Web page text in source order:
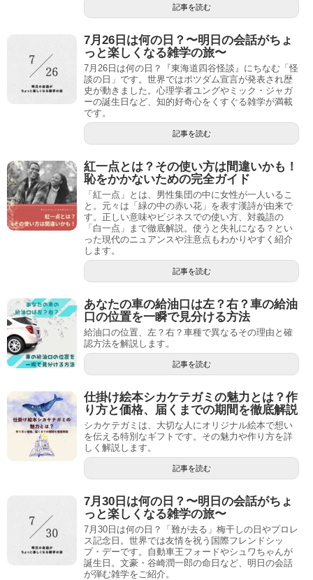
記事を読む
7月26日は何の日？〜明日の会話がちょ
っと楽しくなる雑学の旅〜
7月26日は何の日？『東海道四谷怪談』にちなむ「怪
談の日」です。世界ではポツダム宣言が発表され歴
史が動きました。心理学者ユングやミック・ジャガ
ーの誕生日など、知的好奇心をくすぐる雑学が満載
です。
記事を読む
紅一点とは？その使い方は間違いかも！
恥をかかないための完全ガイド
「紅一点」とは、男性集団の中に女性が一人いるこ
と。元々は「緑の中の赤い花」を表す漢詩が由来で
す。正しい意味やビジネスでの使い方、対義語の
「白一点」まで徹底解説。使うと失礼になる？とい
った現代のニュアンスや注意点もわかりやすく紹介
します。
記事を読む
あなたの車の給油口は左？右？車の給油
口の位置を一瞬で見分ける方法
給油口の位置、左？右？車種で異なるその理由と確
認方法を解説します。
記事を読む
仕掛け絵本シカケテガミの魅力とは？作
り方と価格、届くまでの期間を徹底解説
シカケテガミは、大切な人にオリジナル絵本で想い
を伝える特別なギフトです。その魅力や作り方を詳
しく解説します。
記事を読む
7月30日は何の日？〜明日の会話がちょ
っと楽しくなる雑学の旅〜
7月30日は何の日？「難が去る」梅干しの日やプロレ
ス記念日。世界では友情を祝う国際フレンドシッ
プ・デーです。自動車王フォードやシュワちゃんが
誕生日。文豪・谷崎潤一郎の命日など、明日の会話
が弾む雑学をご紹介。